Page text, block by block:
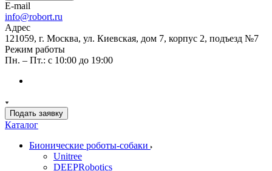
E-mail
info@robort.ru
Адрес
121059, г. Москва, ул. Киевская, дом 7, корпус 2, подъезд №7
Режим работы
Пн. – Пт.: с 10:00 до 19:00
Подать заявку
Каталог
Бионические роботы-собаки
Unitree
DEEPRobotics